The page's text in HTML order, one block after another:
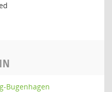
Bugenhagen